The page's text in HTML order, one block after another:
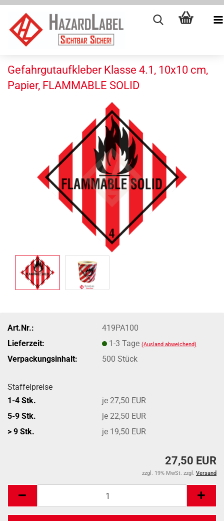
Gefahrgutaufkleber Klasse 4.1, 10x10 cm,
Papier, FLAMMABLE SOLID
Art.Nr.:
419PA100
Lieferzeit:
1-3 Tage(Ausland abweichend)
Verpackungsinhalt: 500 Stück
Staffelpreise
1-4 Stk.
je 27,50 EUR
5-9 Stk.
je 22,50 EUR
> 9 Stk.
je 19,50 EUR
27,50 EUR
zzgl. 19% MwSt. zzgl. Versand